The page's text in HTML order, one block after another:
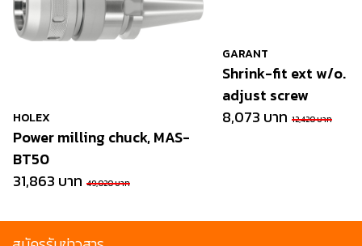
HOLEX
Power milling chuck, MAS-
BT50
31,863 บาท 49,020 บาท
GARANT
Shrink-fit ext w/o.
adjust screw
8,073 บาท 12,420 บาท